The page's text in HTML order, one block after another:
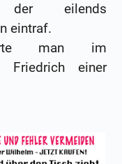
der eilends
eintraf.
man im
Friedrich einer